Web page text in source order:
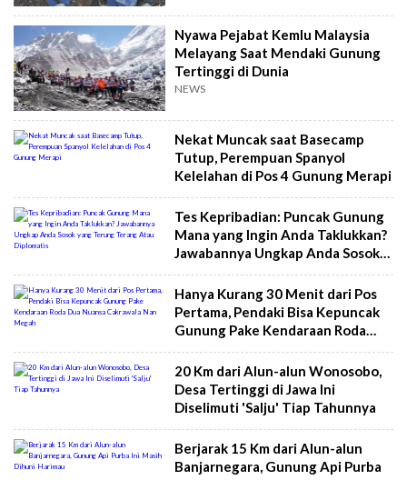
Nyawa Pejabat Kemlu Malaysia
Melayang Saat Mendaki Gunung
Tertinggi di Dunia
NEWS
Nekat Muncak saat Basecamp
Tutup, Perempuan Spanyol
Kelelahan di Pos 4 Gunung Merapi
Tes Kepribadian: Puncak Gunung
Mana yang Ingin Anda Taklukkan?
Jawabannya Ungkap Anda Sosok
yang Terung Terang Atau
Diplomatis
Hanya Kurang 30 Menit dari Pos
Pertama, Pendaki Bisa Kepuncak
Gunung Pake Kendaraan Roda
Dua Nuansa Cakrawala Nan
Megah
20 Km dari Alun-alun Wonosobo,
Desa Tertinggi di Jawa Ini
Diselimuti 'Salju' Tiap Tahunnya
Berjarak 15 Km dari Alun-alun
Banjarnegara, Gunung Api Purba